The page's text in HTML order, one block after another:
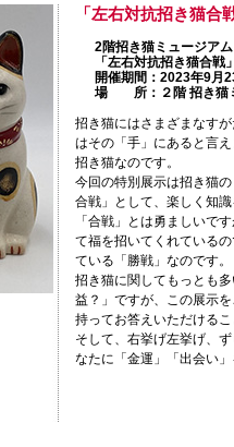
「左右対抗招き猫合
2階招き猫ミュージア
「左右対抗招き猫合戦」
開催期間：2023年9月
場 所：２階 招き猫
招き猫にはさまざまなす
はその「手」にあると言
招き猫なのです。
今回の特別展示は招き猫
合戦」として、楽しく知識
「合戦」とは勇ましいで
て福を招いてくれている
ている「勝戦」なのです。
招き猫に関してもっとも
益？」ですが、この展示
持ってお答えいただけるこ
そして、右挙げ左挙げ、
なたに「金運」「出会い